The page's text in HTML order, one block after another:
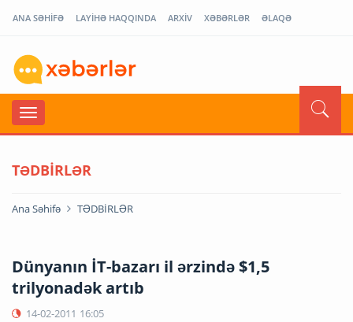
ANA SƏHİFƏ LAYİHƏ HAQQINDA ARXİV XƏBƏRLƏR ƏLAQƏ
TƏDBİRLƏR
Ana Səhifə TƏDBİRLƏR
Dünyanın İT-bazarı il ərzində $1,5
trilyonadək artıb
14-02-2011 16:05